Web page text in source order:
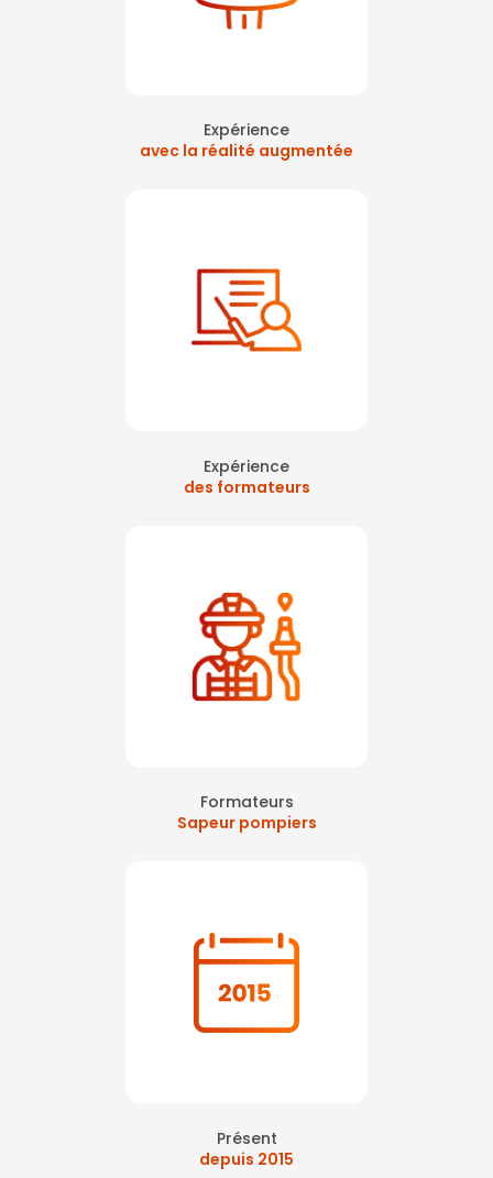
Expérience
avec la réalité augmentée
Expérience
des formateurs
Formateurs
Sapeur pompiers
Présent
depuis 2015